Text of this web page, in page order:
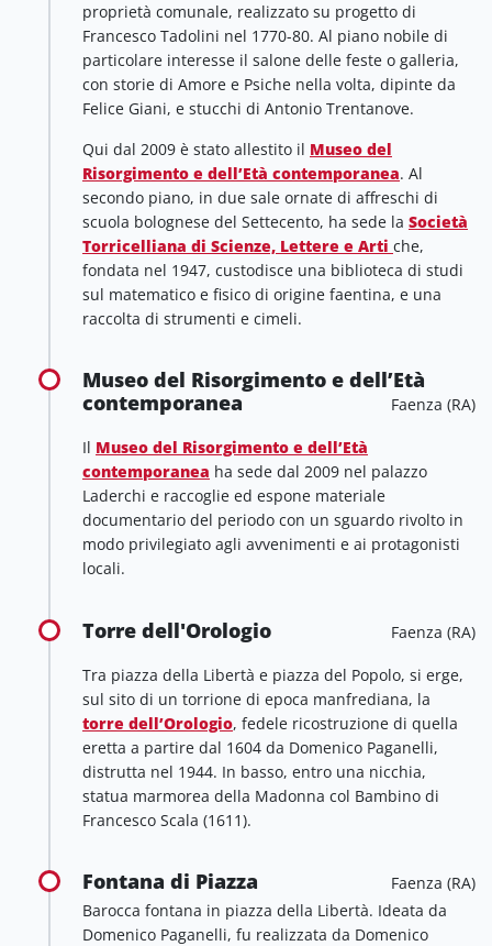
proprietà comunale, realizzato su progetto di
Francesco Tadolini nel 1770-80. Al piano nobile di
particolare interesse il salone delle feste o galleria,
con storie di Amore e Psiche nella volta, dipinte da
Felice Giani, e stucchi di Antonio Trentanove.
Qui dal 2009 è stato allestito il Museo del
Risorgimento e dell’Età contemporanea. Al
secondo piano, in due sale ornate di affreschi di
scuola bolognese del Settecento, ha sede la Società
Torricelliana di Scienze, Lettere e Arti che,
fondata nel 1947, custodisce una biblioteca di studi
sul matematico e fisico di origine faentina, e una
raccolta di strumenti e cimeli.
Museo del Risorgimento e dell’Età
contemporanea
Faenza (RA)
Il Museo del Risorgimento e dell’Età
contemporanea ha sede dal 2009 nel palazzo
Laderchi e raccoglie ed espone materiale
documentario del periodo con un sguardo rivolto in
modo privilegiato agli avvenimenti e ai protagonisti
locali.
Torre dell'Orologio Faenza (RA)
Tra piazza della Libertà e piazza del Popolo, si erge,
sul sito di un torrione di epoca manfrediana, la
torre dell’Orologio, fedele ricostruzione di quella
eretta a partire dal 1604 da Domenico Paganelli,
distrutta nel 1944. In basso, entro una nicchia,
statua marmorea della Madonna col Bambino di
Francesco Scala (1611).
Fontana di Piazza
Faenza (RA)
Barocca fontana in piazza della Libertà. Ideata da
Domenico Paganelli, fu realizzata da Domenico